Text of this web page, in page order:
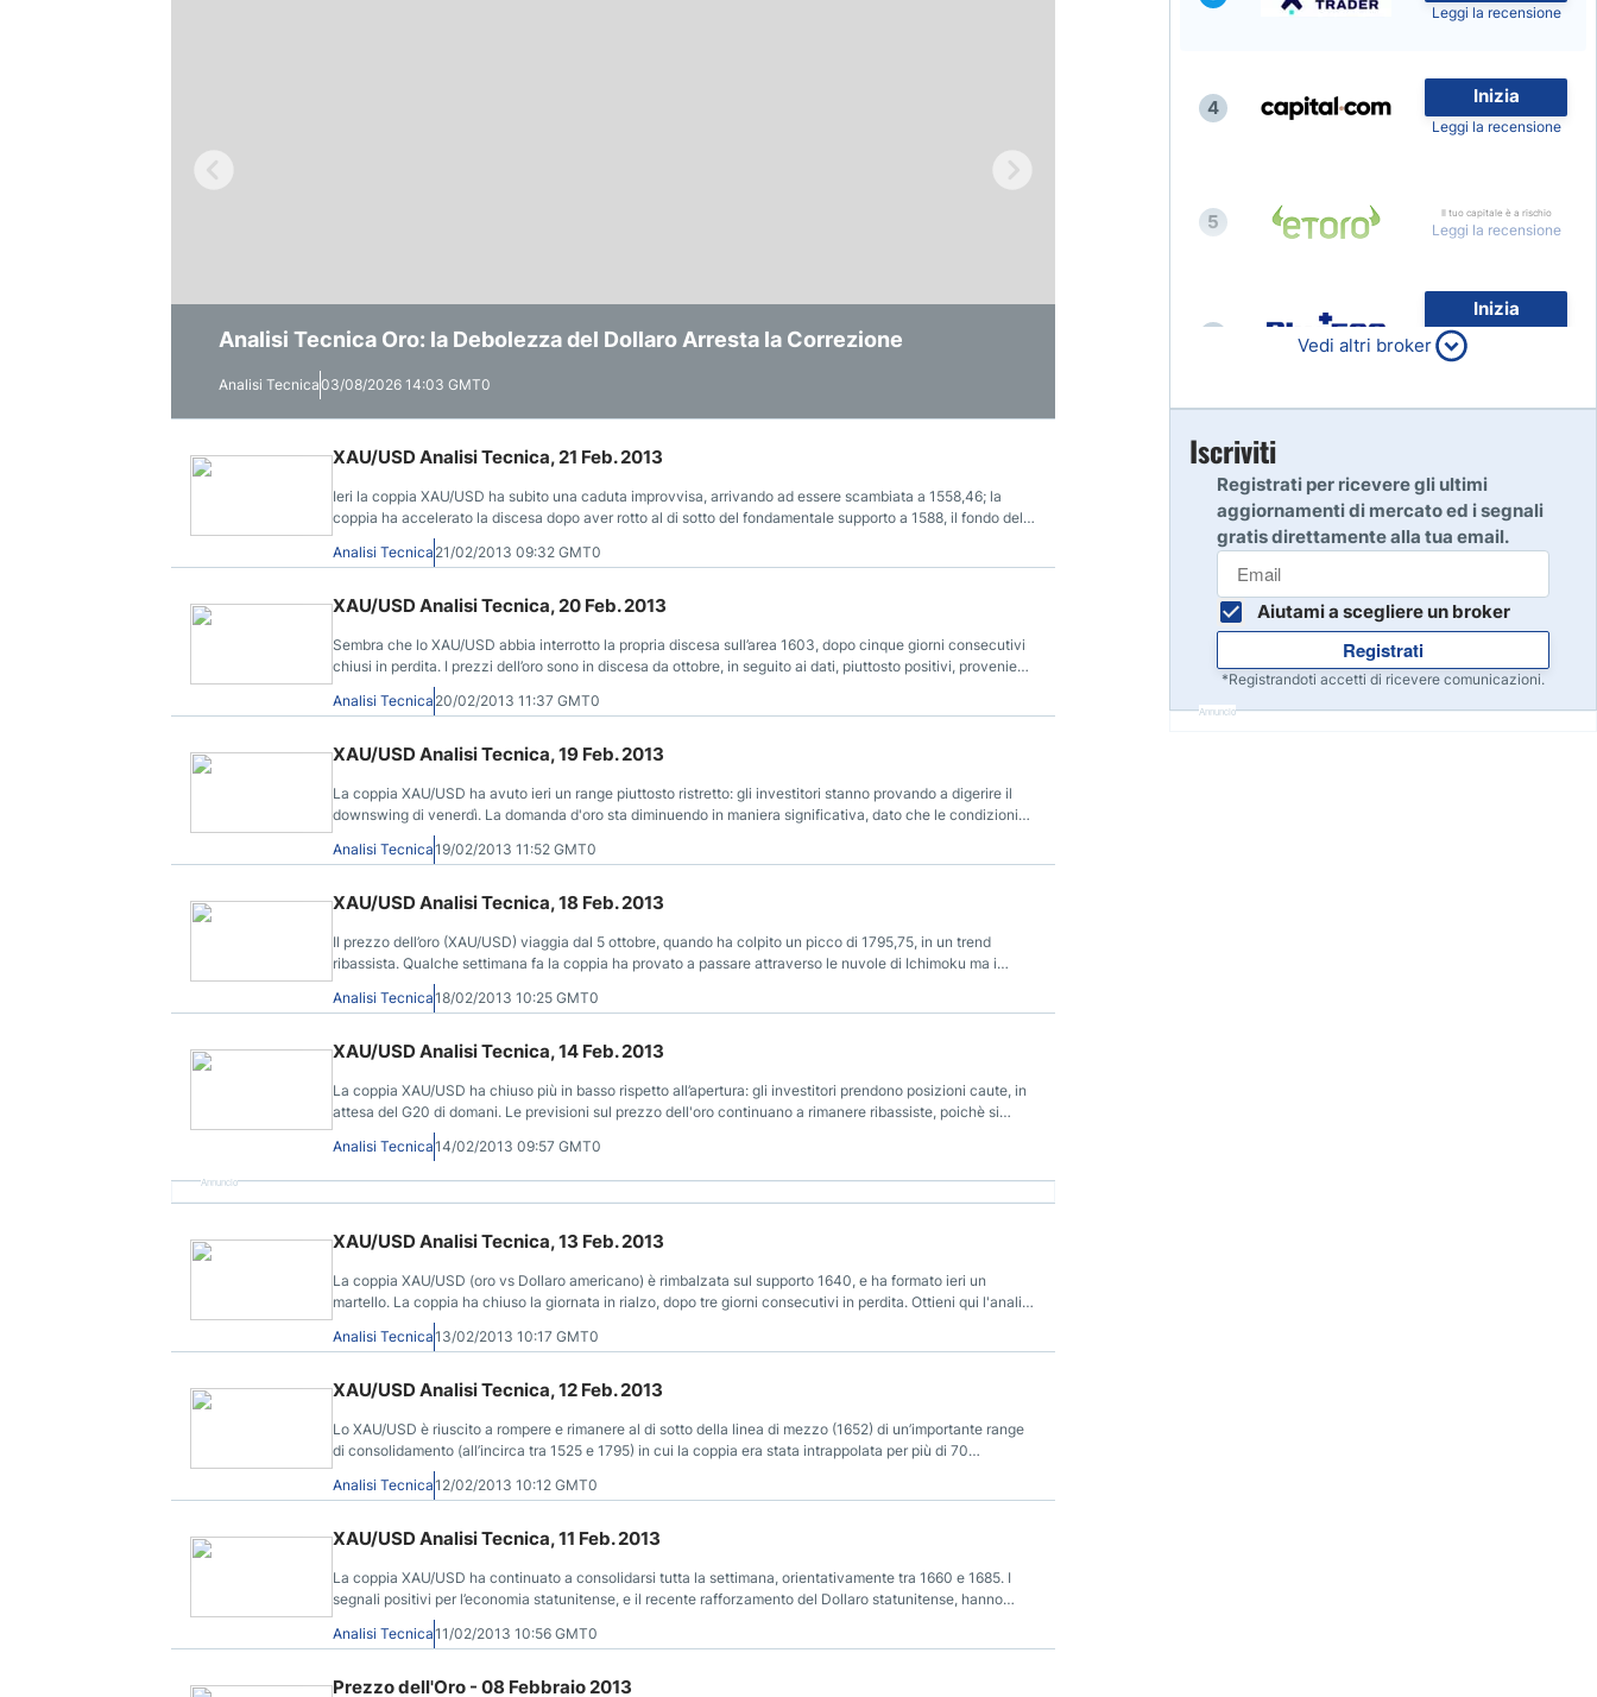
Analisi Tecnica Oro: la Debolezza del Dollaro Arresta la Correzione
Analisi Tecnica03/08/2026 14:03 GMT0
Previsioni Oro Luglio 2026: XAU/USD alla Prova del Supporto dei 4.000$
Analisi Tecnica01/07/2026 11:36 GMT0
Previsioni Oro: Il Dollaro Continuerà a Frenare i Guadagni dell'Oro?
Analisi Tecnica29/06/2026 12:58 GMT0
XAU/USD Analisi Tecnica, 21 Feb. 2013
Ieri la coppia XAU/USD ha subito una caduta improvvisa, arrivando ad essere scambiata a 1558,46; la
coppia ha accelerato la discesa dopo aver rotto al di sotto del fondamentale supporto a 1588, il fondo del
canale discendente.
Analisi Tecnica 21/02/2013 09:32 GMT0
XAU/USD Analisi Tecnica, 20 Feb. 2013
Sembra che lo XAU/USD abbia interrotto la propria discesa sull’area 1603, dopo cinque giorni consecutivi
chiusi in perdita. I prezzi dell’oro sono in discesa da ottobre, in seguito ai dati, piuttosto positivi, provenienti
dagli Stati Uniti.
Analisi Tecnica 20/02/2013 11:37 GMT0
XAU/USD Analisi Tecnica, 19 Feb. 2013
La coppia XAU/USD ha avuto ieri un range piuttosto ristretto: gli investitori stanno provando a digerire il
downswing di venerdì. La domanda d'oro sta diminuendo in maniera significativa, dato che le condizioni
del mercato hanno smorzato il fascino del metallo prezioso.
Analisi Tecnica19/02/2013 11:52 GMT0
XAU/USD Analisi Tecnica, 18 Feb. 2013
Il prezzo dell’oro (XAU/USD) viaggia dal 5 ottobre, quando ha colpito un picco di 1795,75, in un trend
ribassista. Qualche settimana fa la coppia ha provato a passare attraverso le nuvole di Ichimoku ma i
ribassisti hanno protetto la barriera.
Analisi Tecnica18/02/2013 10:25 GMT0
XAU/USD Analisi Tecnica, 14 Feb. 2013
La coppia XAU/USD ha chiuso più in basso rispetto all’apertura: gli investitori prendono posizioni caute, in
attesa del G20 di domani. Le previsioni sul prezzo dell'oro continuano a rimanere ribassiste, poichè si
scambia all’interno di un canale discendente.
Analisi Tecnica14/02/2013 09:57 GMT0
Annuncio
XAU/USD Analisi Tecnica, 13 Feb. 2013
La coppia XAU/USD (oro vs Dollaro americano) è rimbalzata sul supporto 1640, e ha formato ieri un
martello. La coppia ha chiuso la giornata in rialzo, dopo tre giorni consecutivi in perdita. Ottieni qui l'analisi
tecnica sul prezzo dell'oro oggi.
Analisi Tecnica13/02/2013 10:17 GMT0
XAU/USD Analisi Tecnica, 12 Feb. 2013
Lo XAU/USD è riuscito a rompere e rimanere al di sotto della linea di mezzo (1652) di un’importante range
di consolidamento (all’incirca tra 1525 e 1795) in cui la coppia era stata intrappolata per più di 70
Analisi Tecnica12/02/2013 10:12 GMT0
XAU/USD Analisi Tecnica, 11 Feb. 2013
La coppia XAU/USD ha continuato a consolidarsi tutta la settimana, orientativamente tra 1660 e 1685. I
segnali positivi per l’economia statunitense, e il recente rafforzamento del Dollaro statunitense, hanno
scalfito il fascino da angolo di paradiso del metallo prezioso.
Analisi Tecnica11/02/2013 10:56 GMT0
Prezzo dell'Oro - 08 Febbraio 2013
Leggi la recensione
4
Inizia
Leggi la recensione
5 Il tuo capitale è a rischio
Leggi la recensione
Inizia
80% dei conti al dettaglio di
CFD perdono denaro
7
Inizia
Inizia
Vedi altri broker
Iscriviti
Registrati per ricevere gli ultimi
aggiornamenti di mercato ed i segnali
gratis direttamente alla tua email.
Aiutami a scegliere un broker
Registrati
*Registrandoti accetti di ricevere comunicazioni.
Annuncio